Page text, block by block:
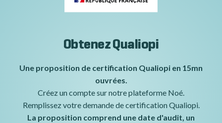
Obtenez Qualiopi
Une proposition de certification Qualiopi en 15mn
ouvrées.
Créez un compte sur notre plateforme Noé.
Remplissez votre demande de certification Qualiopi.
La proposition comprend une date d'audit, un